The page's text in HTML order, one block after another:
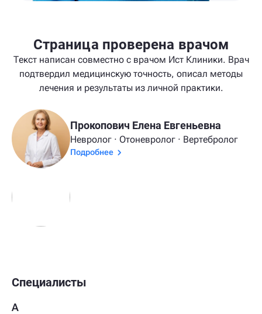
Страница проверена врачом
Текст написан совместно с врачом Ист Клиники. Врач
подтвердил медицинскую точность, описал методы
лечения и результаты из личной практики.
Прокопович Елена Евгеньевна
Невролог · Отоневролог · Вертебролог
Подробнее
Специалисты
А